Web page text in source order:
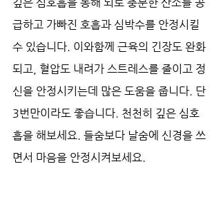
급하고 가빠진 호흡과 심박수를 안정시킬
수 있습니다. 이와함께 근육의 긴장도 완화
되고, 혈압도 내려가 스트레스를 줄이고 정
신을 안정시키는데 많은 도움을 줍니다. 단
3번만이라도 좋습니다. 천천히 깊은 심호
흡을 해보세요. 들숨보다 날숨에 신경을 쓰
면서 마음을 안정시켜보세요.